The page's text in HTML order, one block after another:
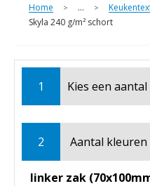
Home > ... >
Skyla 240 g/m² schort
1 Kies een aantal
2 Aantal
linker zak